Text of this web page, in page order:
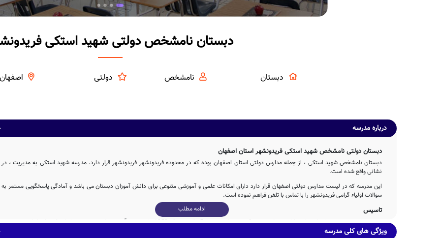
دبستان نامشخص دولتی شهید استکی
دبستان نامشخص دولتی اصفهان
درباره مدرسه
دبستان دولتی نامشخص شهید استکی فریدونشهر استان اصفهان
دبستان نامشخص شهید استکی ، از جمله مدارس دولتی استان اصفهان بوده که در محدوده فریدونشهر فریدونشهر قرار دارد. مدرسه شهید استکی به مدیریت ، در
نشانی واقع شده است.
این مدرسه که در لیست مدارس دولتی اصفهان قرار دارد دارای امکانات علمی و آموزشی متنوعی برای دانش آموزان دبستان می باشد و آمادگی پاسخگویی مستمر به
سوالات اولیاء گرامی فریدونشهر را با تماس با تلفن فراهم نموده است.
تاسیس
مدرسه نامشخص شهید استکی با مشارکت و تلاش بی وقفه ی دولت پس از 5ساله در سال 1353 وارد چرخه آموزشی کشور شده و پذیرای فرزندان ایران زمین بوده
است.
ادامه مطلب
ویژگی های کلی مدرسه